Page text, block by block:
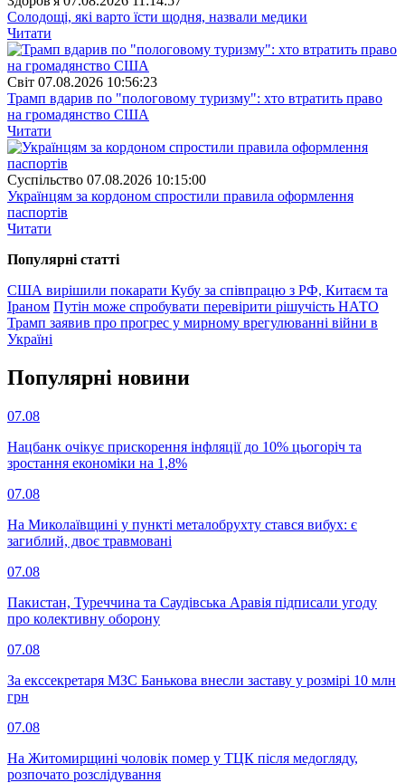
Солодощі, які варто їсти щодня, назвали медики
Читати
Свiт 07.08.2026 10:56:23
Трамп вдарив по "пологовому туризму": хто втратить право
на громадянство США
Читати
Суспiльство 07.08.2026 10:15:00
Українцям за кордоном спростили правила оформлення
паспортів
Читати
Популярнi статтi
США вирішили покарати Кубу за співпрацю з РФ, Китаєм та
Іраном Путін може спробувати перевірити рішучість НАТО
Трамп заявив про прогрес у мирному врегулюванні війни в
Україні
Популярнi новини
07.08
Нацбанк очікує прискорення інфляції до 10% цьогоріч та
зростання економіки на 1,8%
07.08
На Миколаївщині у пункті металобрухту стався вибух: є
загиблий, двоє травмовані
07.08
Пакистан, Туреччина та Саудівська Аравія підписали угоду
про колективну оборону
07.08
За екссекретаря МЗС Банькова внесли заставу у розмірі 10 млн
грн
07.08
На Житомирщині чоловік помер у ТЦК після медогляду,
розпочато розслідування